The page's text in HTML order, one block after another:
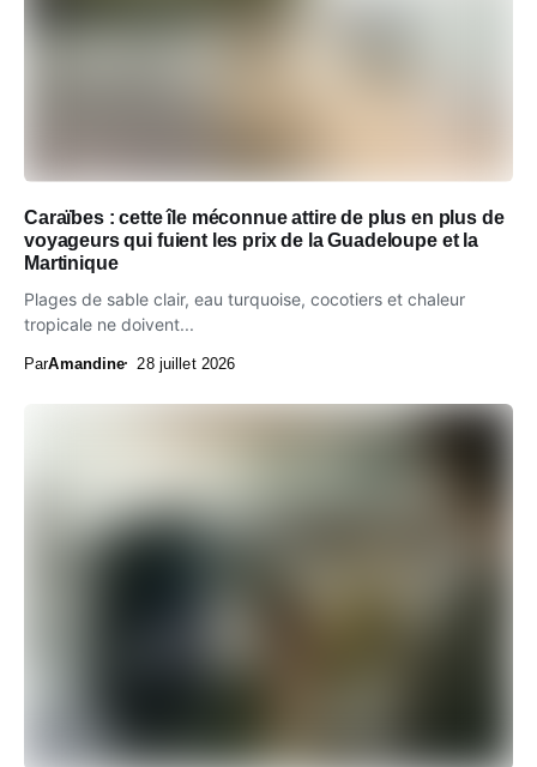
Caraïbes : cette île méconnue attire de plus en plus de
voyageurs qui fuient les prix de la Guadeloupe et la
Martinique
Plages de sable clair, eau turquoise, cocotiers et chaleur
tropicale ne doivent...
ParAmandine 28 juillet 2026